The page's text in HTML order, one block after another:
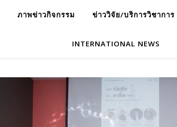
ภาพข่าวกิจกรรม ข่าววิจัย/บริการวิชาการ
INTERNATIONAL NEWS